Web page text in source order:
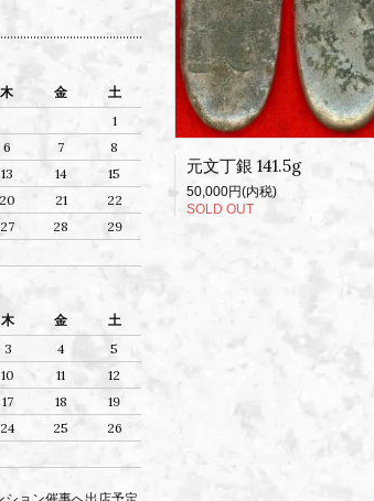
元文丁銀 141.5g
50,000円(内税)
SOLD OUT
木 金
土
1
6 7
8
13 14
15
20 21
22
27 28
29
木 金
土
3 4
5
10 11
12
17 18
19
24 25
26